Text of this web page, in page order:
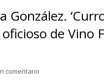
González.
de Vino
comentario para 3.595.